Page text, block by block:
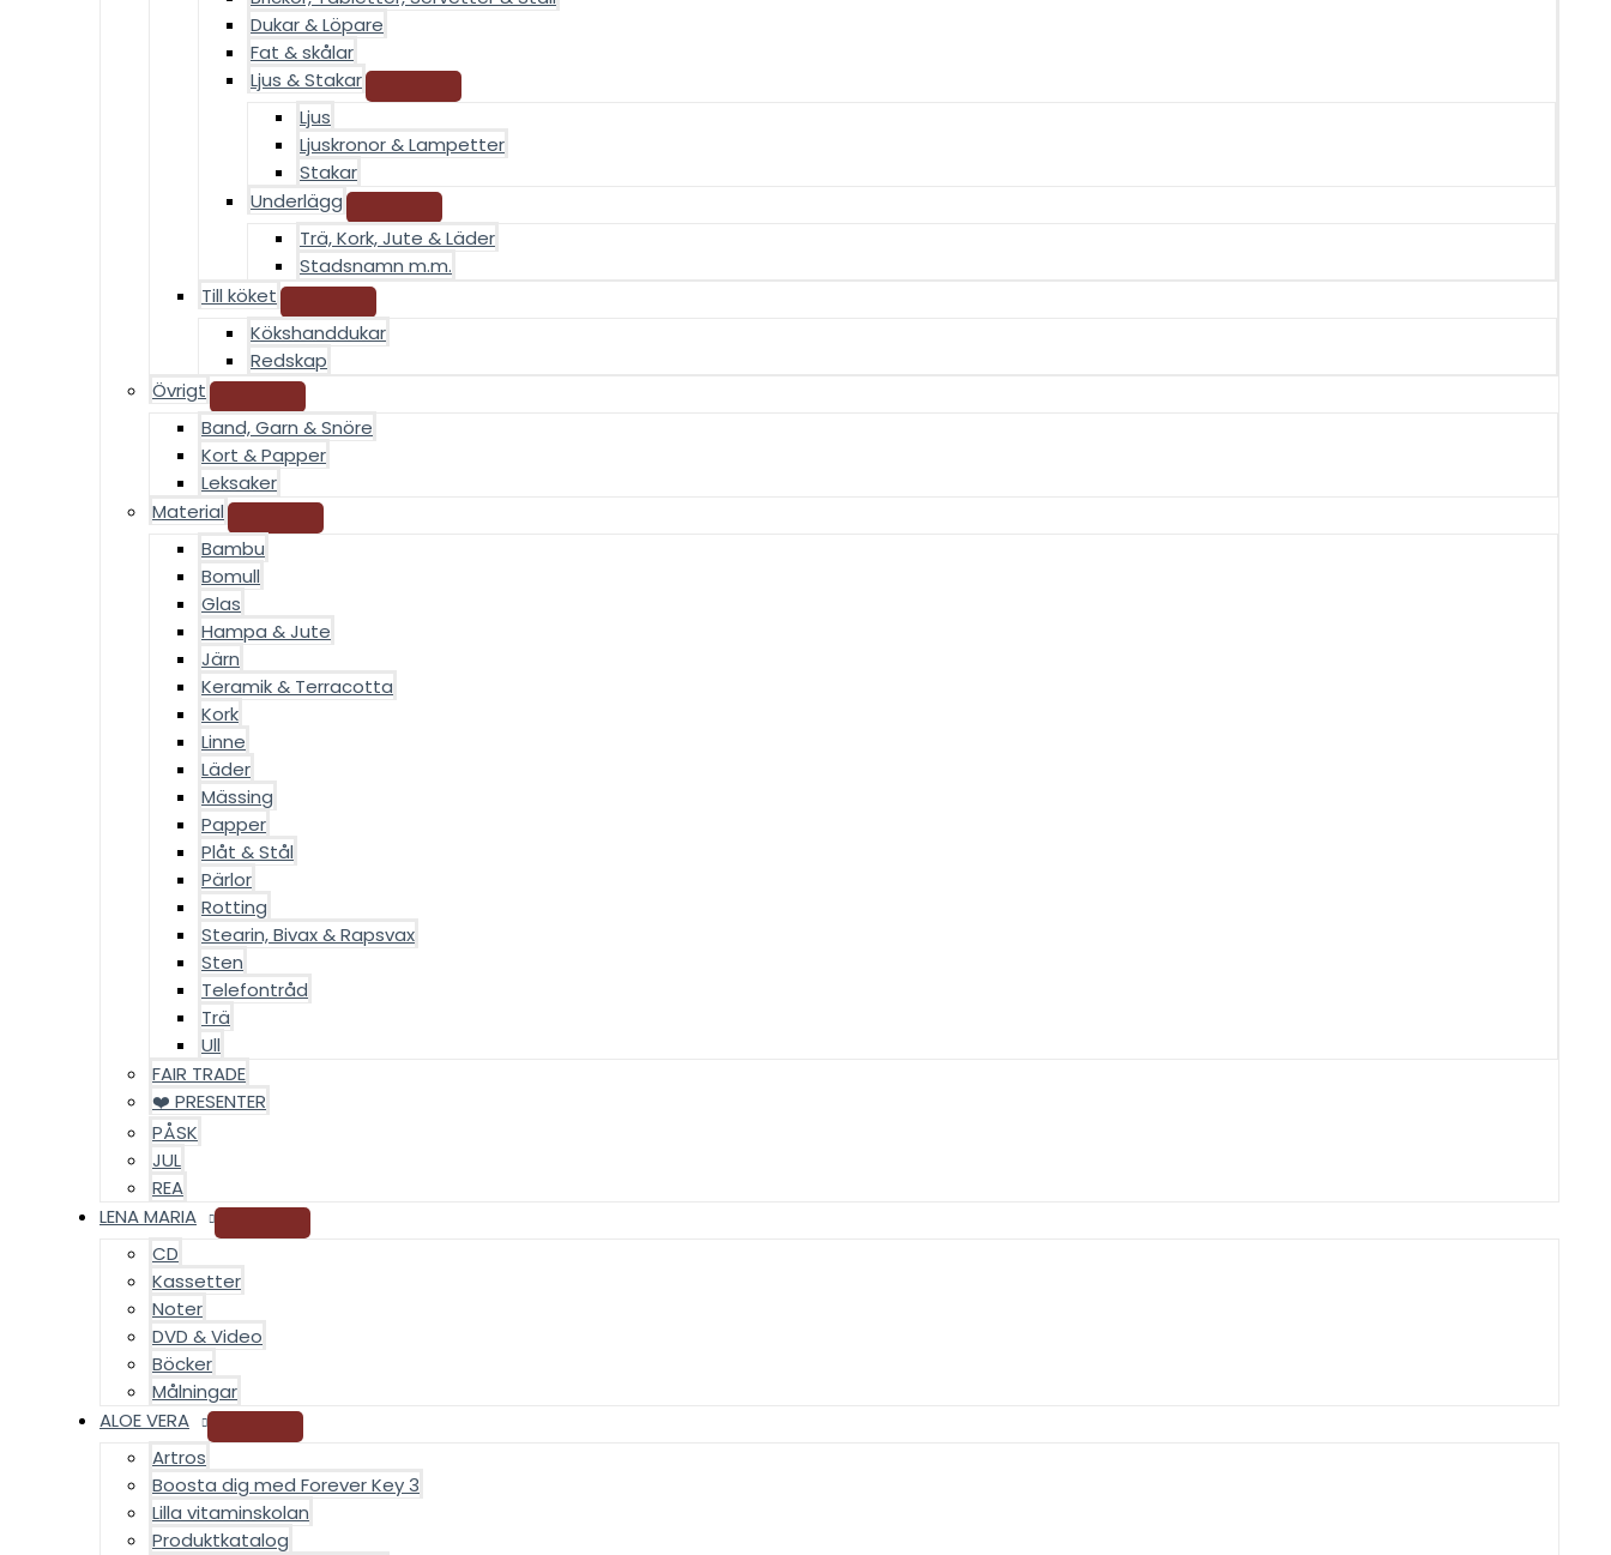
Dukar & Löpare
Fat & skålar
Ljus & Stakar
Ljus
Ljuskronor & Lampetter
Stakar
Underlägg
Trä, Kork, Jute & Läder
Stadsnamn m.m.
Till köket
Kökshanddukar
Redskap
Övrigt
Band, Garn & Snöre
Kort & Papper
Leksaker
Material
Bambu
Bomull
Glas
Hampa & Jute
Järn
Keramik & Terracotta
Kork
Linne
Läder
Mässing
Papper
Plåt & Stål
Pärlor
Rotting
Stearin, Bivax & Rapsvax
Sten
Telefontråd
Trä
Ull
FAIR TRADE
❤️ PRESENTER
PÅSK
JUL
REA
LENA MARIA
CD
Kassetter
Noter
DVD & Video
Böcker
Målningar
ALOE VERA
Artros
Boosta dig med Forever Key 3
Lilla vitaminskolan
Produktkatalog